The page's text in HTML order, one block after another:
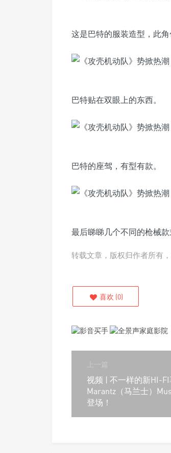
这是巴特的服装造型，此角
巴特贴在双眼上的东西。
巴特的座驾，有型有款。
最后睇睇几个不同的枪械
转载文章，版权归作者所有
喜欢 (0)
上一篇
视频 | 不一样的新HI-FI
Marantz（马兰士）
登场！